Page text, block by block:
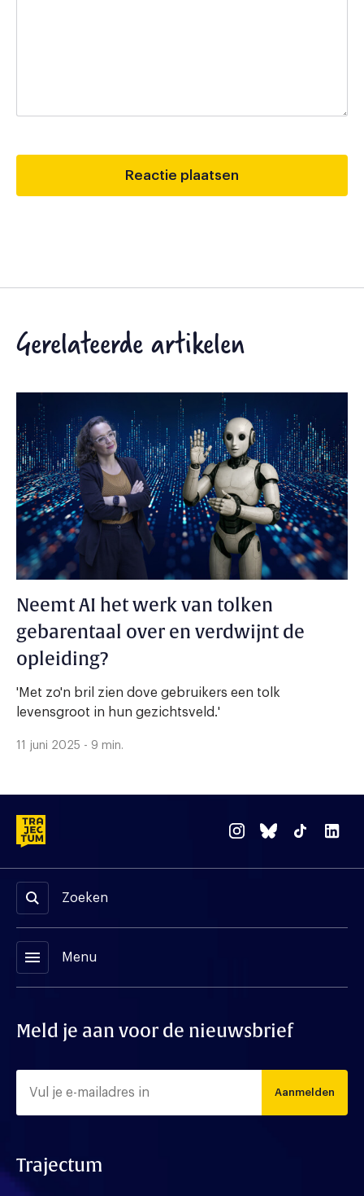
Gerelateerde artikelen
Neemt AI het werk van tolken
gebarentaal over en verdwijnt de
opleiding?
'Met zo'n bril zien dove gebruikers een tolk
levensgroot in hun gezichtsveld.'
11 juni 2025 - 9 min.
Zoeken
menu Menu
Meld je aan voor de nieuwsbrief
Aanmelden
Trajectum